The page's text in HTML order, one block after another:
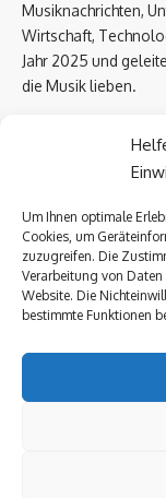
Um Ihnen optimale
Cookies, um
zuzugreifen. Die
Verarbeitung von
Website. Die
bestimmte Funktionen
Musiknachrichten,
Wirtschaft,
Jahr 2025 und
die Musik lieben.
Über uns
Datenschutzerklärung
Kontakt Uns